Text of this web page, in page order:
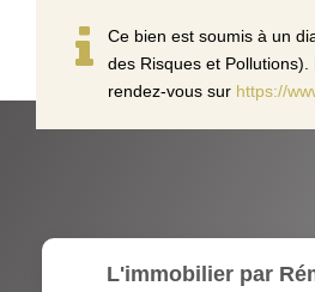
Ce bien est soumis à un
des Risques et Pollutions).
rendez-vous sur https://
L'immobilier par